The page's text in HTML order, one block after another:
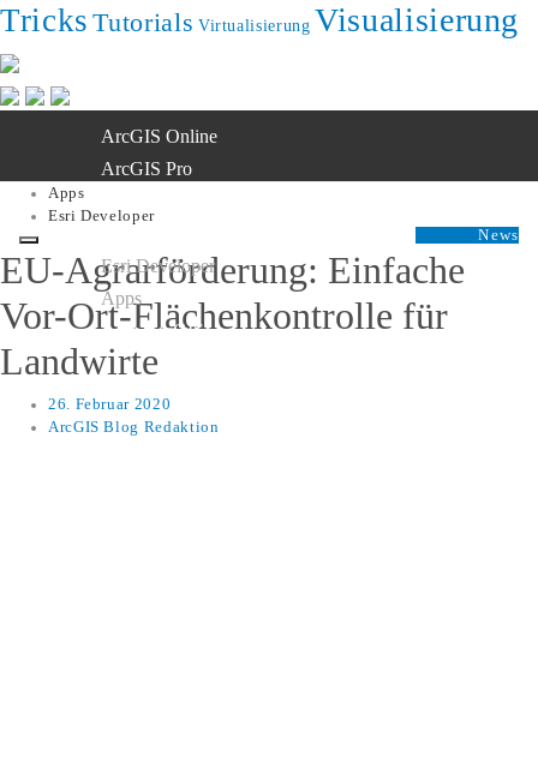
Tricks Tutorials Virtualisierung Visualisierung
ArcGIS Online
ArcGIS Pro
Esri Developer
Apps
AI in ArcGIS
News
Apps
Esri Developer
EU-Agrarförderung: Einfache
Vor-Ort-Flächenkontrolle für
Landwirte
26. Februar 2020
ArcGIS Blog Redaktion